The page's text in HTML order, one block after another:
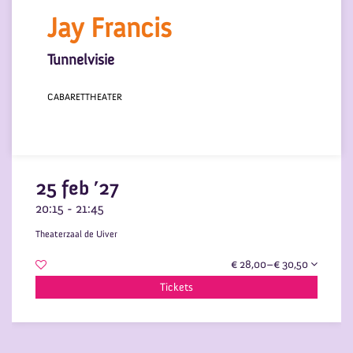
Jay Francis
Tunnelvisie
CABARETTHEATER
25 feb ’27
20:15 - 21:45
Theaterzaal de Uiver
€ 28,00–€ 30,50
Tickets